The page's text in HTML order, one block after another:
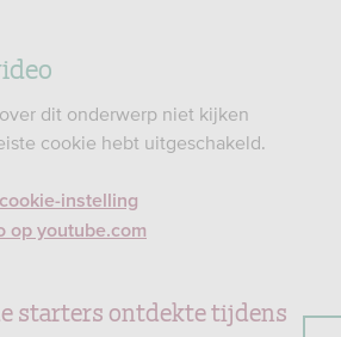
dit onderwerp niet kijken
cookie hebt uitgeschakeld.
instelling
op youtube.com
starters ontdekte tijdens